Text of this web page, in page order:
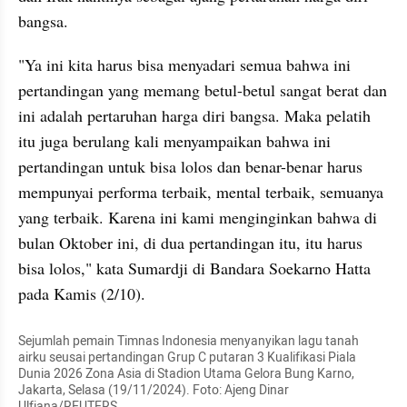
bangsa.
"Ya ini kita harus bisa menyadari semua bahwa ini
pertandingan yang memang betul-betul sangat berat dan
ini adalah pertaruhan harga diri bangsa. Maka pelatih
itu juga berulang kali menyampaikan bahwa ini
pertandingan untuk bisa lolos dan benar-benar harus
mempunyai performa terbaik, mental terbaik, semuanya
yang terbaik. Karena ini kami menginginkan bahwa di
bulan Oktober ini, di dua pertandingan itu, itu harus
bisa lolos," kata Sumardji di Bandara Soekarno Hatta
pada Kamis (2/10).
Sejumlah pemain Timnas Indonesia menyanyikan lagu tanah
airku seusai pertandingan Grup C putaran 3 Kualifikasi Piala
Dunia 2026 Zona Asia di Stadion Utama Gelora Bung Karno,
Jakarta, Selasa (19/11/2024). Foto: Ajeng Dinar